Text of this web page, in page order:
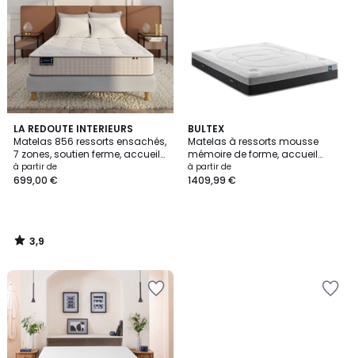
LA REDOUTE INTERIEURS
Matelas 856 ressorts ensachés,
7 zones, soutien ferme, accueil
enveloppant
à partir de
699,00 €
3,9
/ 5
3,9
/
BULTEX
Matelas à ressorts mousse
mémoire de forme, accueil
enveloppant- ASTRION
à partir de
1409,99 €